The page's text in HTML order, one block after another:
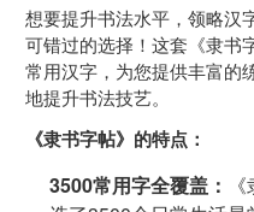
想要提升书法水平，领略汉
可错过的选择！这套《隶书
常用汉字，为您提供丰富的
地提升书法技艺。
《隶书字帖》的特点：
3500常用字全覆盖：